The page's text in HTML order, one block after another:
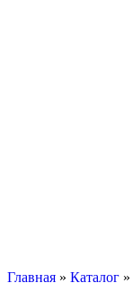
Главная » Каталог »